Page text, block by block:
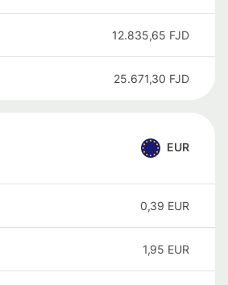
12.835,65 FJD
25.671,30 FJD
EUR
0,39 EUR
1,95 EUR